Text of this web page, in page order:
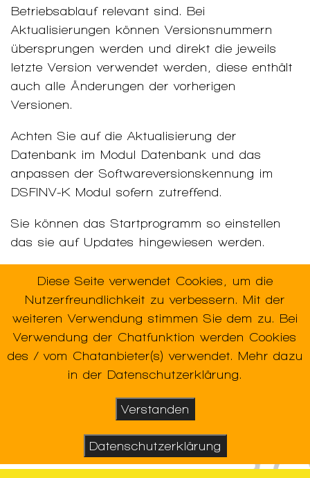
Betriebsablauf relevant sind. Bei
Aktualisierungen können Versionsnummern
übersprungen werden und direkt die jeweils
letzte Version verwendet werden, diese enthält
auch alle Änderungen der vorherigen
Versionen.
Achten Sie auf die Aktualisierung der
Datenbank im Modul Datenbank und das
anpassen der Softwareversionskennung im
DSFINV-K Modul sofern zutreffend.
Sie können das Startprogramm so einstellen
das sie auf Updates hingewiesen werden.
Verwendete Schlagworte:Update,
Diese Seite verwendet Cookies, um die
Nutzerfreundlichkeit zu verbessern. Mit der
weiteren Verwendung stimmen Sie dem zu. Bei
Verwendung der Chatfunktion werden Cookies
des / vom Chatanbieter(s) verwendet. Mehr dazu
in der Datenschutzerklärung.
Verstanden
Datenschutzerklärung